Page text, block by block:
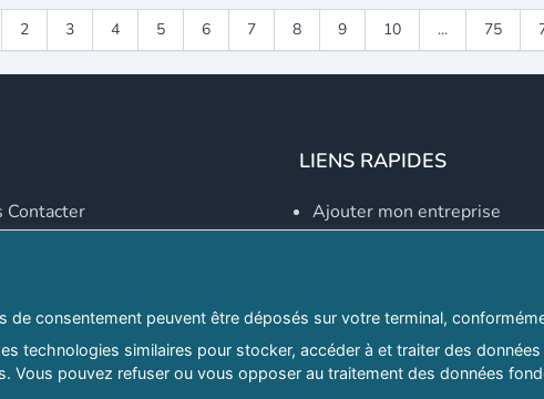
2 3 4 5 6 7 8 9 10 ... 75
Contacter
LIENS RAPIDES
Ajouter mon entreprise
Explorer par secteurs
Explorer par willayas
Le Guide D'Alger, guide-
consentement peuvent être déposés sur votre terminal,
technologies similaires pour stocker, accéder à et traiter des
Vous pouvez refuser ou vous opposer au traitement des données